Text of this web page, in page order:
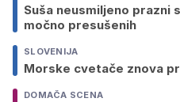
Suša neusmiljeno prazni
močno presušenih
SLOVENIJA
Morske cvetače znova
DOMAČA SCENA